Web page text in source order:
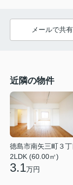
メールで共
近隣の物件
徳島市南矢三町３丁
2LDK (60.00㎡)
3.1万円